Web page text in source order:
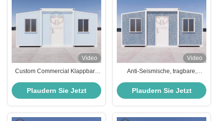
Video
Custom Commercial Klappbare
Modulhäuser
Plaudern Sie Jetzt
Video
Anti-Seismische, tragbare,
Häuser für Katastrophen
Plaudern Sie Jetzt